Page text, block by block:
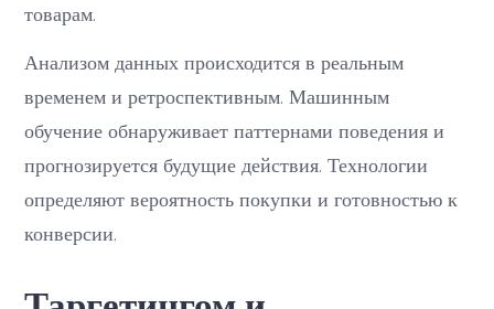
товарам.
Анализом данных происходится в реальным
временем и ретроспективным. Машинным
обучение обнаруживает паттернами поведения и
прогнозируется будущие действия. Технологии
определяют вероятность покупки и готовностью к
конверсии.